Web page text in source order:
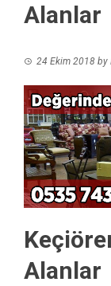
Alanlar
24 Ekim 2018 by
Alanlar